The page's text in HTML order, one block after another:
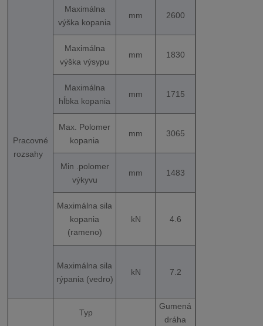
Pracovné
rozsahy
Maximálna
výška kopania
mm 2600
Maximálna
výška výsypu
mm 1830
Maximálna
hĺbka kopania
mm 1715
Max. Polomer
kopania
mm 3065
Min .polomer
výkyvu
mm 1483
Maximálna sila
kopania
(rameno)
kN 4.6
Maximálna sila
rýpania (vedro)
kN 7.2
Typ
Gumená
dráha